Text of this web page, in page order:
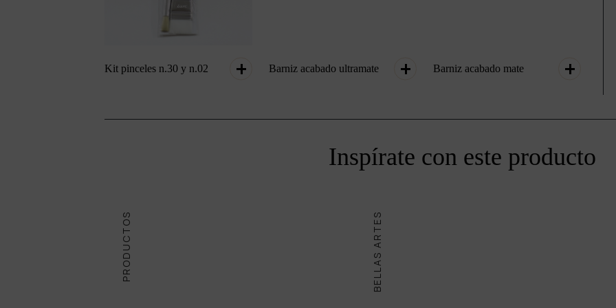
Kit pinceles n.30 y n.02 Barniz acabado ultramate Barniz acabado mate
Inspírate con este producto
PRODUCTOS BELLAS ARTES